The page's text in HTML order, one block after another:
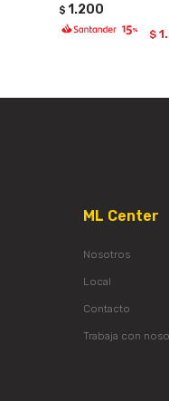
$ 1.200
$
ML Center
Nosotros
Local
Contacto
Trabaja con